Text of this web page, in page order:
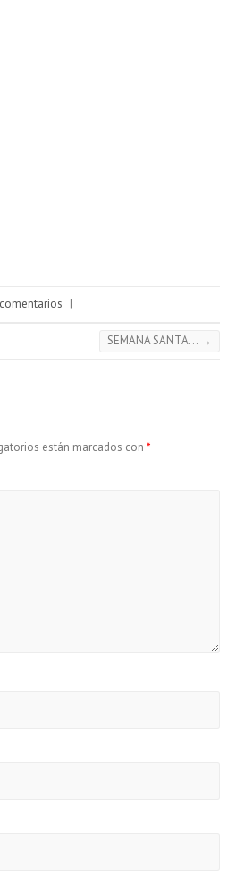
|
SEMANA SANTA… →
están marcados con *